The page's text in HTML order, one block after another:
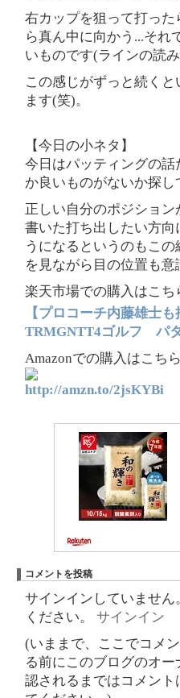
右カップを狙って打っ
ら真ん中に向かう...それ
いものです(ラインの読
この感じがずっと続く
ます(笑)。
【今日の小ネタ】
今日はパッティングの
か良いものがないか探
正しい自分のポジショ
書いた打ち出したい方
うになるというのもこ
を見ながら目の位置も
楽天市場での購入はこち
【プロコーチ内藤雄士
TRMGNTT4ゴルフ パ
Amazonでの購入はこち
http://amzn.to/2jsKYBi
コメントを投稿
サインインしていませ
ください。 サインイン
(いままで、ここでコメ
る前にこのブログのオ
認されるまではコメン